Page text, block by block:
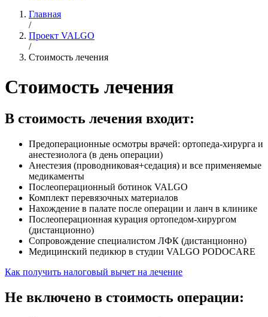
Главная
/
Проект VALGO
/
Стоимость лечения
Стоимость лечения
В стоимость лечения входит:
Предоперационные осмотры врачей: ортопеда-хирурга и
анестезиолога (в день операции)
Анестезия (проводниковая+седация) и все применяемые
медикаменты
Послеоперационный ботинок VALGO
Комплект перевязочных материалов
Нахождение в палате после операции и ланч в клинике
Послеоперационная курация ортопедом-хирургом
(дистанционно)
Сопровождение специалистом ЛФК (дистанционно)
Медицинский педикюр в студии VALGO PODOCARE
Как получить налоговый вычет на лечение
Не включено в стоимость операции: